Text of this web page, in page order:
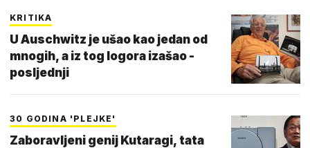
KRITIKA
U Auschwitz je ušao kao jedan od
mnogih, a iz tog logora izašao -
posljednji
30 GODINA 'PLEJKE'
Zaboravljeni genij Kutaragi, tata